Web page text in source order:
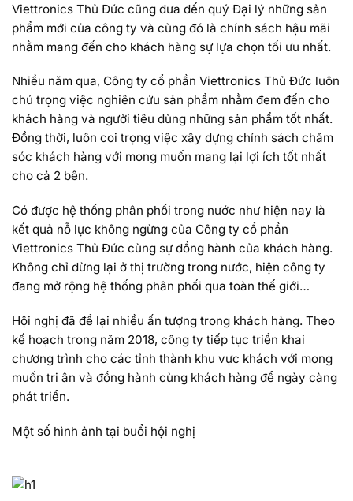
Viettronics Thủ Đức cũng đưa đến quý Đại lý những sản
phẩm mới của công ty và cùng đó là chính sách hậu mãi
nhằm mang đến cho khách hàng sự lựa chọn tối ưu nhất.
Nhiều năm qua, Công ty cổ phần Viettronics Thủ Đức luôn
chú trọng việc nghiên cứu sản phẩm nhằm đem đến cho
khách hàng và người tiêu dùng những sản phẩm tốt nhất.
Đồng thời, luôn coi trọng việc xây dựng chính sách chăm
sóc khách hàng với mong muốn mang lại lợi ích tốt nhất
cho cả 2 bên.
Có được hệ thống phân phối trong nước như hiện nay là
kết quả nỗ lực không ngừng của Công ty cổ phần
Viettronics Thủ Đức cùng sự đồng hành của khách hàng.
Không chỉ dừng lại ở thị trường trong nước, hiện công ty
đang mở rộng hệ thống phân phối qua toàn thế giới…
Hội nghị đã để lại nhiều ấn tượng trong khách hàng. Theo
kế hoạch trong năm 2018, công ty tiếp tục triển khai
chương trình cho các tỉnh thành khu vực khách với mong
muốn tri ân và đồng hành cùng khách hàng để ngày càng
phát triển.
Một số hình ảnh tại buổi hội nghị